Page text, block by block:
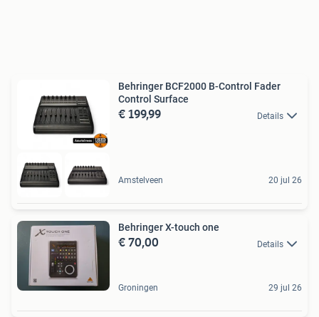
Behringer BCF2000 B-Control Fader
Control Surface
€ 199,99 Details
Amstelveen 20 jul 26
Behringer X-touch one
€ 70,00 Details
Groningen 29 jul 26